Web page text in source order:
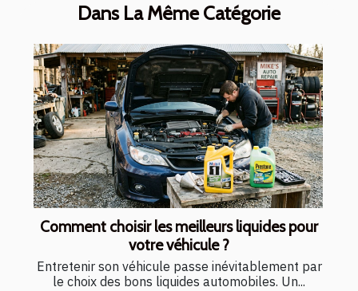
Dans La Même Catégorie
Comment choisir les meilleurs liquides pour
votre véhicule ?
Entretenir son véhicule passe inévitablement par
le choix des bons liquides automobiles. Un...